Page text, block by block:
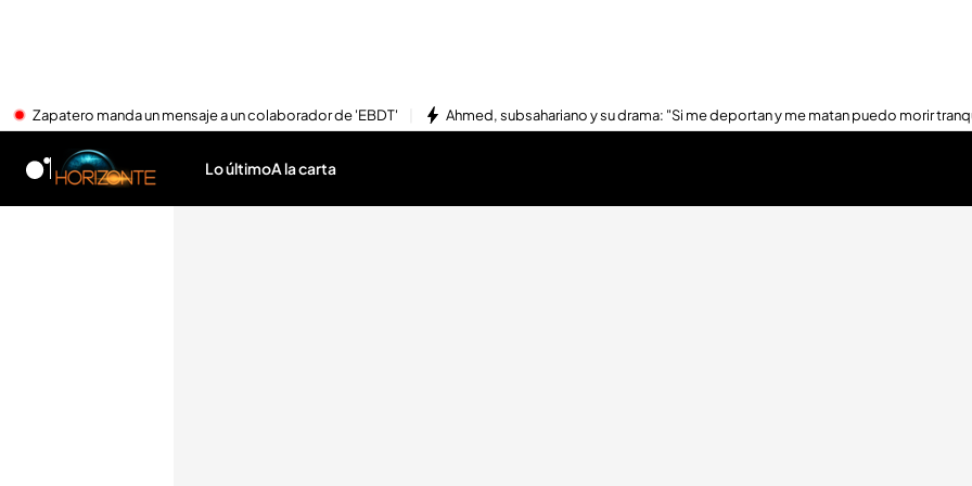
Zapatero manda un mensaje a un colaborador de 'EBDT' Ahmed, subsahariano y su drama: "Si me deportan y me matan puedo morir
Lo últimoA la carta